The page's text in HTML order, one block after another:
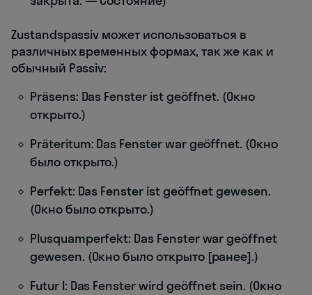
Zustandspassiv может использоваться в
различных временных формах, так же как и
обычный Passiv:
Präsens: Das Fenster ist geöffnet. (Окно
открыто.)
Präteritum: Das Fenster war geöffnet. (Окно
было открыто.)
Perfekt: Das Fenster ist geöffnet gewesen.
(Окно было открыто.)
Plusquamperfekt: Das Fenster war geöffnet
gewesen. (Окно было открыто [ранее].)
Futur I: Das Fenster wird geöffnet sein. (Окно